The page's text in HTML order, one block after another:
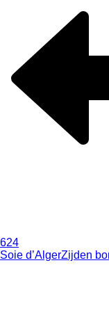
624
Soie d’AlgerZijden